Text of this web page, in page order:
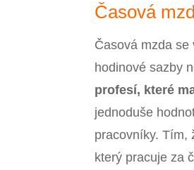
Časová
Časová mzda
hodinové sazby
profesí, které
jednoduše
pracovníky. Tím,
který pracuje za